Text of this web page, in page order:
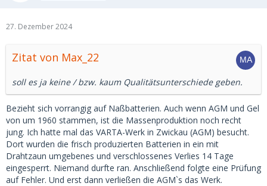
27. Dezember 2024
Zitat von Max_22
soll es ja keine / bzw. kaum Qualitätsunterschiede geben.
Bezieht sich vorrangig auf Naßbatterien. Auch wenn AGM und Gel
von um 1960 stammen, ist die Massenproduktion noch recht
jung. Ich hatte mal das VARTA-Werk in Zwickau (AGM) besucht.
Dort wurden die frisch produzierten Batterien in ein mit
Drahtzaun umgebenes und verschlossenes Verlies 14 Tage
eingesperrt. Niemand durfte ran. Anschließend folgte eine Prüfung
auf Fehler. Und erst dann verließen die AGM`s das Werk.